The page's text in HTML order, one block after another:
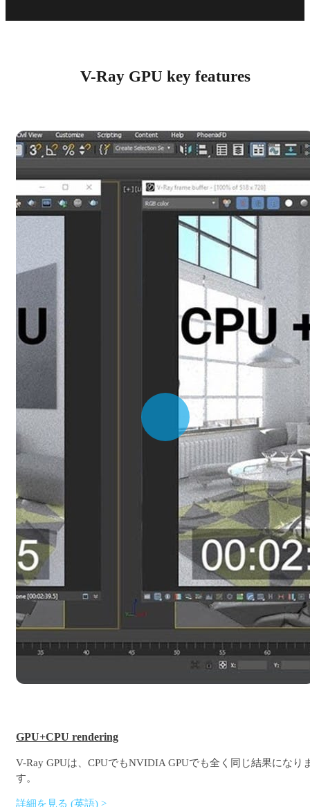
V-Ray GPU key features
GPU+CPU rendering
V-Ray GPUは、CPUでもNVIDIA GPUでも全く同じ結果になり
す。
詳細を見る (英語) >